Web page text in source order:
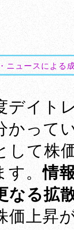
ニュースによる
デイト
かって
して株
す。情
なる拡
価上昇